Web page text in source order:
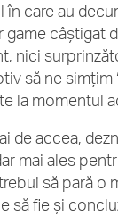
în care au
game câștigat
nici
să ne simțim
la momentul
de accea,
mai ales
să pară o
să fie și